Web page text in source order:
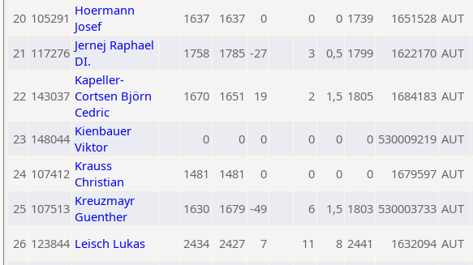
20 105291 Hoermann
Josef
1637 1637 0 0 0 1739 1651528 AUT
21 117276 Jernej Raphael
DI.
1758 1785 -27 3 0,5 1799 1622170 AUT
22 143037
Kapeller-
Cortsen Björn
Cedric
1670 1651 19 2 1,5 1805 1684183 AUT
23 148044 Kienbauer
Viktor
0 0 0 0 0 0 530009219 AUT
24 107412 Krauss
Christian
1481 1481 0 0 0 0 1679597 AUT
25 107513 Kreuzmayr
Guenther
1630 1679 -49 6 1,5 1803 530003733 AUT
26 123844 Leisch Lukas 2434 2427 7 11 8 2441 1632094 AUT